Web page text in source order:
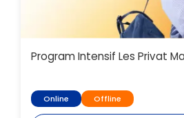
Program Intensif Les Privat
Online Offline